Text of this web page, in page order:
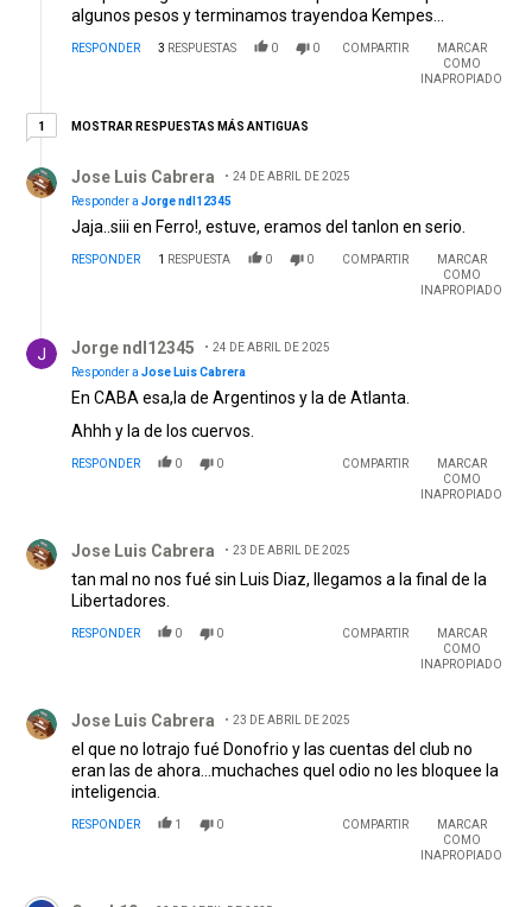
algunos pesos y terminamos trayendoa Kempes...
RESPONDER 3 RESPUESTAS 0 0 COMPARTIR
MARCAR
COMO
INAPROPIADO
11 respuesta más antiguas
MOSTRAR RESPUESTAS MÁS ANTIGUAS
Jose Luis Cabrera
24 DE ABRIL DE 2025
Responder a Jorge ndl12345
Jaja..siii en Ferro!, estuve, eramos del tanlon en serio.
RESPONDER 1 RESPUESTA 0 0 COMPARTIR
MARCAR
COMO
INAPROPIADO
Jorge ndl12345
24 DE ABRIL DE 2025
Responder a Jose Luis Cabrera
En CABA esa,la de Argentinos y la de Atlanta.
Ahhh y la de los cuervos.
RESPONDER 0 0 COMPARTIR
MARCAR
COMO
INAPROPIADO
Jose Luis Cabrera 23 DE ABRIL DE 2025
tan mal no nos fué sin Luis Diaz, llegamos a la final de la
Libertadores.
RESPONDER 0 0 COMPARTIR
MARCAR
COMO
INAPROPIADO
Jose Luis Cabrera 23 DE ABRIL DE 2025
el que no lotrajo fué Donofrio y las cuentas del club no
eran las de ahora...muchaches quel odio no les bloquee la
inteligencia.
RESPONDER 1 0 COMPARTIR
MARCAR
COMO
INAPROPIADO
Comentario de Crack10.